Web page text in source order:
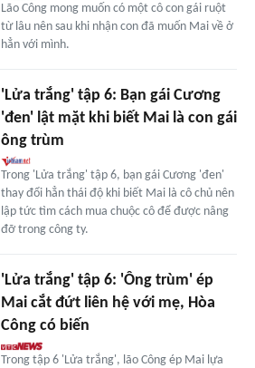
Lão Công mong muốn có một cô con gái ruột
từ lâu nên sau khi nhận con đã muốn Mai về ở
hẳn với mình.
'Lửa trắng' tập 6: Bạn gái Cương
'đen' lật mặt khi biết Mai là con gái
ông trùm
Trong 'Lửa trắng' tập 6, bạn gái Cương 'đen'
thay đổi hẳn thái độ khi biết Mai là cô chủ nên
lập tức tìm cách mua chuộc cô để được nâng
đỡ trong công ty.
'Lửa trắng' tập 6: 'Ông trùm' ép
Mai cắt đứt liên hệ với mẹ, Hòa
Công có biến
Trong tập 6 'Lửa trắng', lão Công ép Mai lựa